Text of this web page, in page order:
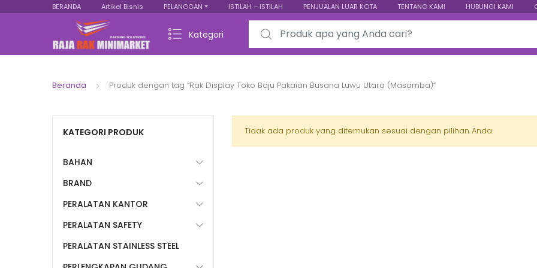
BERANDA Artikel Bisnis PELANGGAN ISTILAH – ISTILAH PENJUALAN LUAR KOTA TENTANG KAMI HUBUNGI KAMI
Kategori
Search for:
Beranda Produk dengan tag “Rak Display Toko Baju Pakaian Busana Luwu Utara (Masamba)”
Tidak ada produk yang ditemukan sesuai dengan pilihan Anda.
KATEGORI PRODUK
BAHAN
BRAND
PERALATAN KANTOR
PERALATAN SAFETY
PERALATAN STAINLESS STEEL